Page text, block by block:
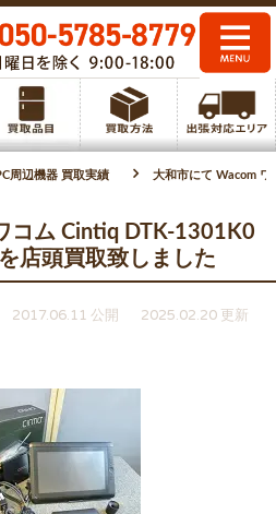
周辺機器 買取実績 大和市にて Wacom
コム Cintiq DTK-1301K0
店頭買取致しました
2017.06.11 公開
2025.02.20 更新